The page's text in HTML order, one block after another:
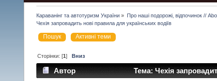
Караванінг та автотуризм України » Про наші подорожі, відпочинок //
Чехія запровадить нові правила для українських водіїв
Пошук Активні теми
Сторінки: [1]Вниз
Автор
Тема: Чехія